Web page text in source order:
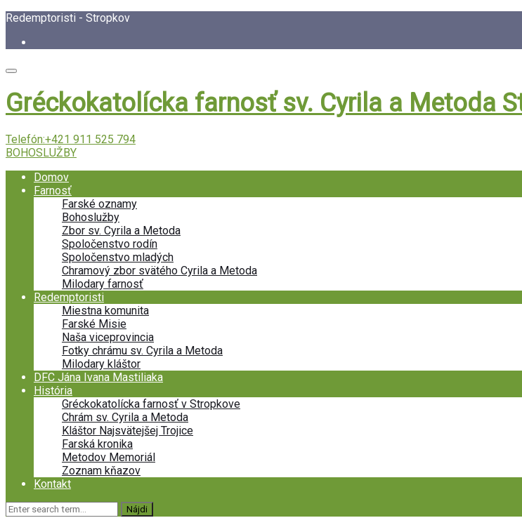
Redemptoristi - Stropkov
Gréckokatolícka farnosť sv. Cyrila a Metoda
Telefón:+421 911 525 794
BOHOSLUŽBY
Domov
Farnosť
Farské oznamy
Bohoslužby
Zbor sv. Cyrila a Metoda
Spoločenstvo rodín
Spoločenstvo mladých
Chramový zbor svätého Cyrila a Metoda
Milodary farnosť
Redemptoristi
Miestna komunita
Farské Misie
Naša viceprovincia
Fotky chrámu sv. Cyrila a Metoda
Milodary kláštor
DFC Jána Ivana Mastiliaka
História
Gréckokatolícka farnosť v Stropkove
Chrám sv. Cyrila a Metoda
Kláštor Najsvätejšej Trojice
Farská kronika
Metodov Memoriál
Zoznam kňazov
Kontakt